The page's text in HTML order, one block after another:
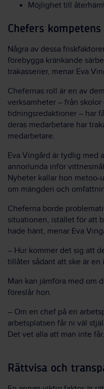
Möjlighet till
Chefers
Några av dessa
förebygga kränkande
trakasserier, menar Eva
Chefernas roll är en av
verksamheter – från
tidningsredaktioner – har
deras medarbetare har
medarbetare.
Eva Vingård är tydlig med
annorlunda inför
Nyheter kallar hon metoo-
om mängden och
Cheferna borde
situationen, istället för att
hade hänt, menar Eva
– Hur kommer det sig att
tillåter sådant att ske är
Man kan jämföra med om
föreslår hon.
– Om en chef på en
arbetsplatsen får ni väl
Det vet alla att man inte får.
Rättvisa och